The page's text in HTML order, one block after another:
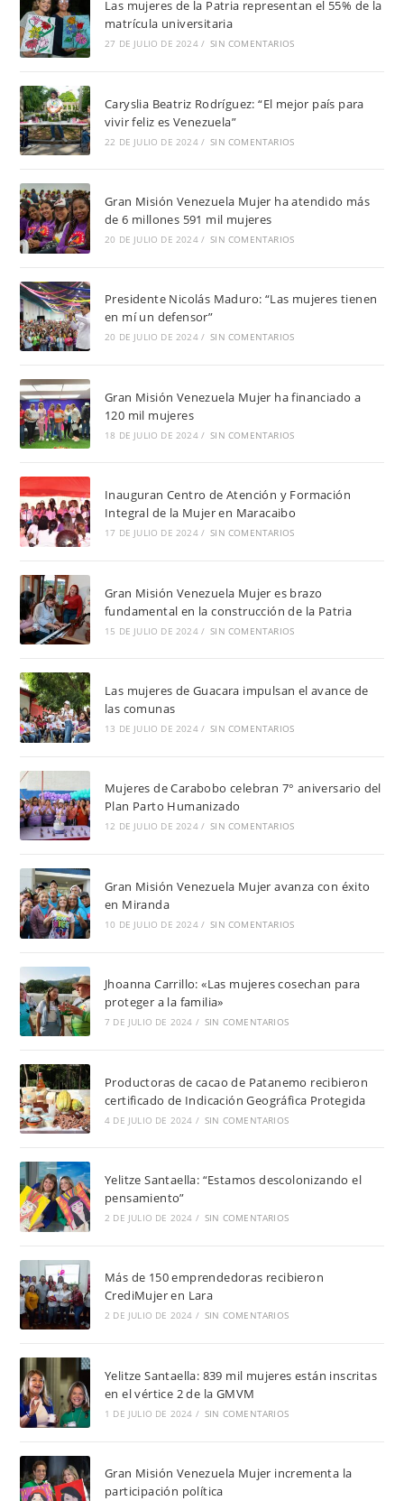
Las mujeres de la Patria representan el 55% de la
matrícula universitaria
27 DE JULIO DE 2024 / SIN COMENTARIOS
Caryslia Beatriz Rodríguez: “El mejor país para
vivir feliz es Venezuela”
22 DE JULIO DE 2024 / SIN COMENTARIOS
Gran Misión Venezuela Mujer ha atendido más
de 6 millones 591 mil mujeres
20 DE JULIO DE 2024 / SIN COMENTARIOS
Presidente Nicolás Maduro: “Las mujeres tienen
en mí un defensor”
20 DE JULIO DE 2024 / SIN COMENTARIOS
Gran Misión Venezuela Mujer ha financiado a
120 mil mujeres
18 DE JULIO DE 2024 / SIN COMENTARIOS
Inauguran Centro de Atención y Formación
Integral de la Mujer en Maracaibo
17 DE JULIO DE 2024 / SIN COMENTARIOS
Gran Misión Venezuela Mujer es brazo
fundamental en la construcción de la Patria
15 DE JULIO DE 2024 / SIN COMENTARIOS
Las mujeres de Guacara impulsan el avance de
las comunas
13 DE JULIO DE 2024 / SIN COMENTARIOS
Mujeres de Carabobo celebran 7° aniversario del
Plan Parto Humanizado
12 DE JULIO DE 2024 / SIN COMENTARIOS
Gran Misión Venezuela Mujer avanza con éxito
en Miranda
10 DE JULIO DE 2024 / SIN COMENTARIOS
Jhoanna Carrillo: «Las mujeres cosechan para
proteger a la familia»
7 DE JULIO DE 2024 / SIN COMENTARIOS
Productoras de cacao de Patanemo recibieron
certificado de Indicación Geográfica Protegida
4 DE JULIO DE 2024 / SIN COMENTARIOS
Yelitze Santaella: “Estamos descolonizando el
pensamiento”
2 DE JULIO DE 2024 / SIN COMENTARIOS
Más de 150 emprendedoras recibieron
CrediMujer en Lara
2 DE JULIO DE 2024 / SIN COMENTARIOS
Yelitze Santaella: 839 mil mujeres están inscritas
en el vértice 2 de la GMVM
1 DE JULIO DE 2024 / SIN COMENTARIOS
Gran Misión Venezuela Mujer incrementa la
participación política